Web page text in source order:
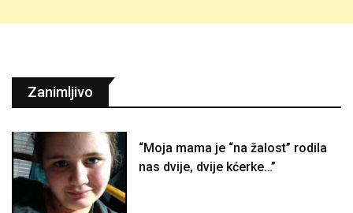
Zanimljivo
“Moja mama je “na žalost” rodila
nas dvije, dvije kćerke…”